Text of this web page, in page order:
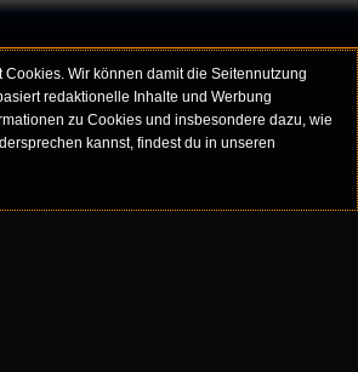
Cookies. Wir können damit die Seitennutzung
redaktionelle Inhalte und Werbung
zu Cookies und insbesondere dazu, wie
kannst, findest du in unseren